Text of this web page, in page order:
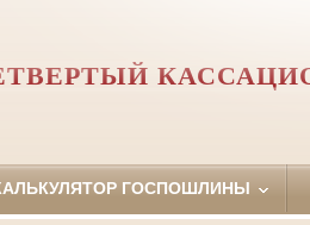
ГОСПОШЛИНЫ